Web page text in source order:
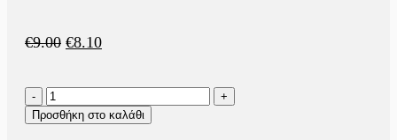
€9.00 €8.10
Προσθήκη στο καλάθι